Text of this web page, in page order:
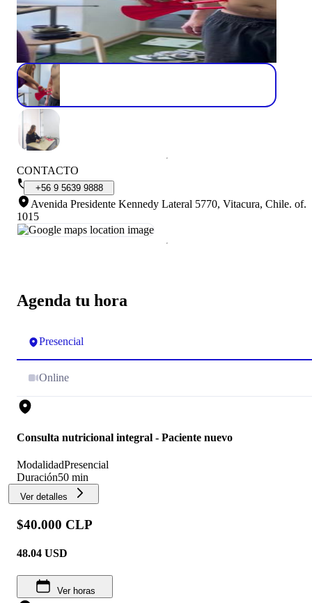
Agenda tu hora
Presencial
Online
Consulta nutricional integral - Paciente nuevo
ModalidadPresencial
Duración50 min
Ver detalles
$40.000 CLP
48.04 USD
Ver horas
CONTACTO
+56 9 5639 9888
Avenida Presidente Kennedy Lateral 5770, Vitacura, Chile. of.
1015